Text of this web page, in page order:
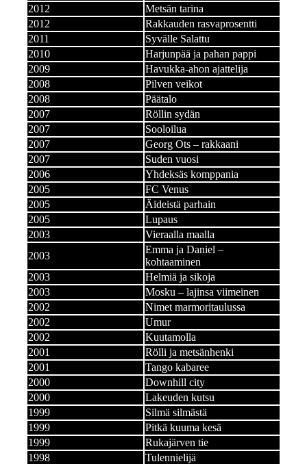
2012
Metsän tarina
2012
Rakkauden rasvaprosentti
2011
Syvälle Salattu
2010
Harjunpää ja pahan pappi
2009
Havukka-ahon ajattelija
2008
Pilven veikot
2008
Päätalo
2007
Röllin sydän
2007
Sooloilua
2007
Georg Ots – rakkaani
2007
Suden vuosi
2006
Yhdeksäs komppania
2005
FC Venus
2005
Äideistä parhain
2005
Lupaus
2003
Vieraalla maalla
2003
Emma ja Daniel –
kohtaaminen
2003
Helmiä ja sikoja
2003
Mosku – lajinsa viimeinen
2002
Nimet marmoritaulussa
2002
Umur
2002
Kuutamolla
2001
Rölli ja metsänhenki
2001
Tango kabaree
2000
Downhill city
2000
Lakeuden kutsu
1999
Silmä silmästä
1999
Pitkä kuuma kesä
1999
Rukajärven tie
1998
Tulennielijä